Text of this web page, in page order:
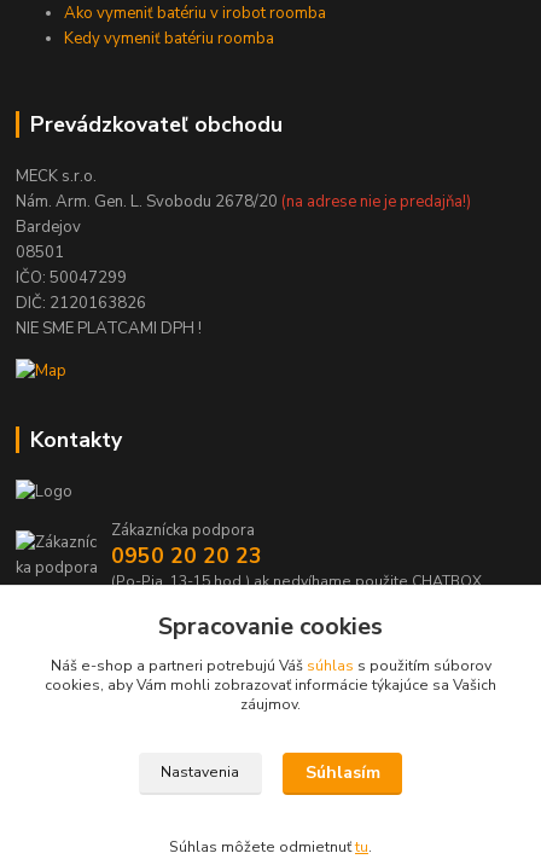
Ako vymeniť batériu v irobot roomba
Kedy vymeniť batériu roomba
Prevádzkovateľ obchodu
MECK s.r.o.
Nám. Arm. Gen. L. Svobodu 2678/20 (na adrese nie je predajňa!)
Bardejov
08501
IČO: 50047299
DIČ: 2120163826
NIE SME PLATCAMI DPH !
Kontakty
Zákaznícka podpora
0950 20 20 23
(Po-Pia, 13-15 hod.) ak nedvíhame použite CHATBOX
info@kabelmanie.sk
Upravit sběr cookies.
Spracovanie cookies
Náš e-shop a partneri potrebujú Váš súhlas s použitím súborov
cookies, aby Vám mohli zobrazovať informácie týkajúce sa Vašich
záujmov.
Nastavenia Súhlasím
Súhlas môžete odmietnuťtu.